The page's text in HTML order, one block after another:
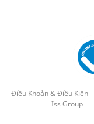
Điều Khoản & Điều Kiện
Iss Group